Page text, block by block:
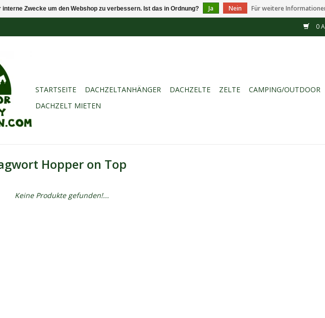
0
STARTSEITE DACHZELTANHÄNGER DACHZELTE ZELTE CAMPING/OUTDOOR
DACHZELT MIETEN
Hopper on Top
Keine Produkte gefunden!...
Zwecke um den Webshop zu verbessern. Ist das in Ordnung? Ja Nein Für weitere